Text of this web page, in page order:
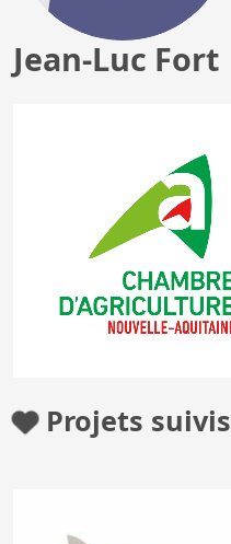
Jean-Luc Fort
Projets suivis